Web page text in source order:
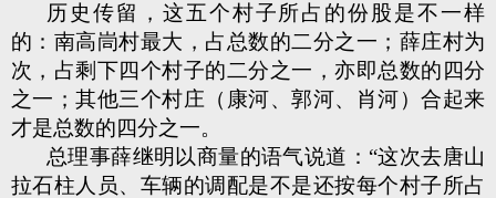
历史传留，这五个村子所占的份股是不一样
的：南高峝村最大，占总数的二分之一；薛庄村为
次，占剩下四个村子的二分之一，亦即总数的四分
之一；其他三个村庄（康河、郭河、肖河）合起来
才是总数的四分之一。
总理事薛继明以商量的语气说道：“这次去唐山
拉石柱人员、车辆的调配是不是还按每个村子所占